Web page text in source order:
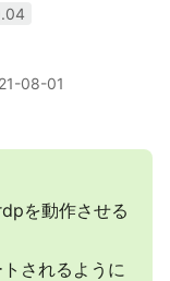
08-01
を動作させる
されるように